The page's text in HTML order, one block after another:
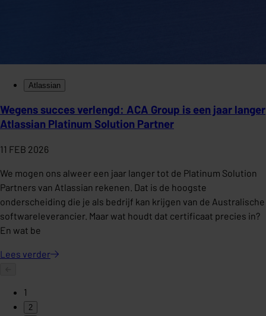
Atlassian
Wegens succes verlengd: ACA Group is een jaar langer
Atlassian Platinum Solution Partner
11 FEB 2026
We mogen ons alweer een jaar langer tot de Platinum Solution
Partners van Atlassian rekenen. Dat is de hoogste
onderscheiding die je als bedrijf kan krijgen van de Australische
softwareleverancier. Maar wat houdt dat certificaat precies in?
En wat be
Lees verder
1
2